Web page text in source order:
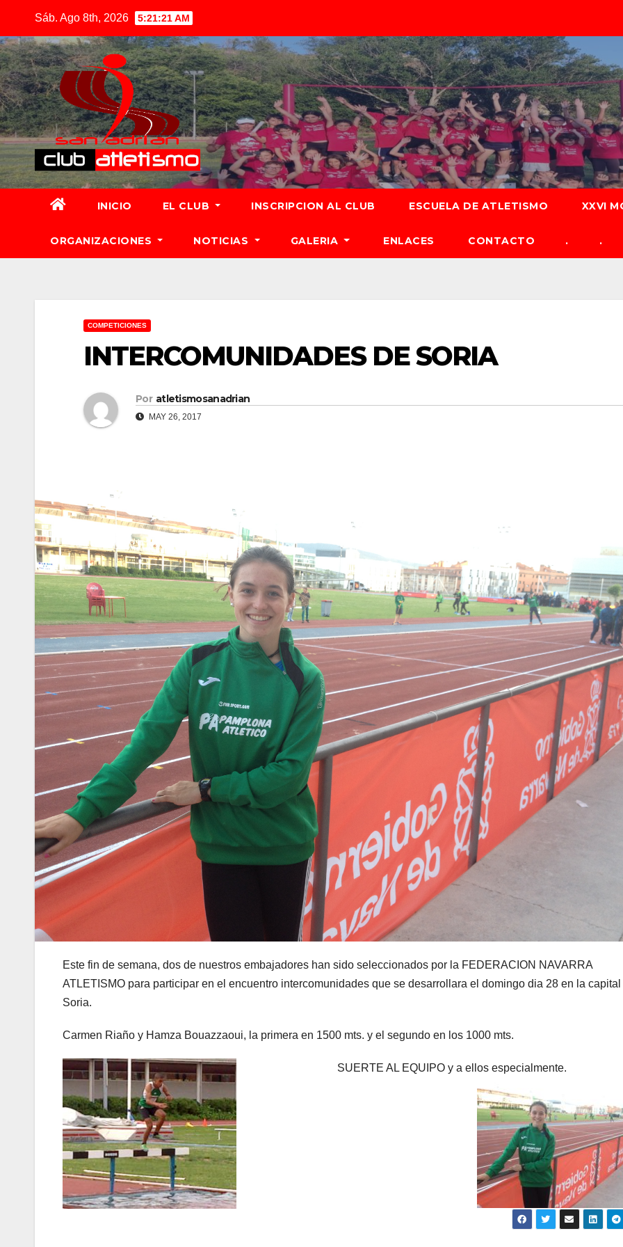
Sáb. Ago 8th, 2026 5:21:23 AM
INICIO EL CLUB INSCRIPCION AL CLUB ESCUELA DE ATLETISMO XXVI
ORGANIZACIONES NOTICIAS GALERIA ENLACES CONTACTO . .
COMPETICIONES
INTERCOMUNIDADES DE SORIA
Por atletismosanadrian
MAY 26, 2017
Este fin de semana, dos de nuestros embajadores han sido seleccionados por la FEDERACION NAVARRA
ATLETISMO para participar en el encuentro intercomunidades que se desarrollara el domingo dia 28 en la capital
Soria.
Carmen Riaño y Hamza Bouazzaoui, la primera en 1500 mts. y el segundo en los 1000 mts.
SUERTE AL EQUIPO y a ellos especialmente.